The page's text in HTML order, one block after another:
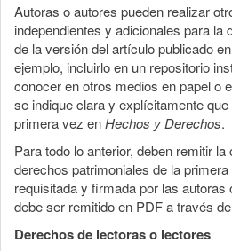
Autoras o autores pueden realizar
independientes y adicionales para la
de la versión del artículo publicado en
ejemplo, incluirlo en un repositorio
conocer en otros medios en papel o
se indique clara y explícitamente
primera vez enHechos y Derechos.
Para todo lo anterior, deben remitir
derechos patrimoniales de la
requisitada y firmada por las
debe ser remitido en PDF a través
Derechos de lectoras o lectores